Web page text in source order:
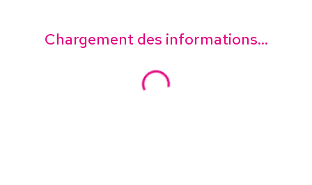
Chargement des informations...